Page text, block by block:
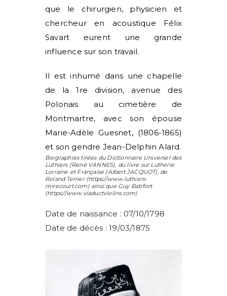
que le chirurgien, physicien et
chercheur en acoustique Félix
Savart eurent une grande
influence sur son travail.
Il est inhumé dans une chapelle
de la 1 re division, avenue des
Polonais au cimetière de
Montmartre, avec son épouse
Marie-Adèle Guesnet, (1806-1865)
et son gendre Jean-Delphin Alard.
Biographies tirées du Dictionnaire Universel des
Luthiers (René VANNES), du livre sur Lutherie
Lorraine et Française (Albert JACQUOT), de
Roland Terrier(https://www.luthiers-
mirecourt.com) ainsi que Guy Batifort
(https://www.viaductviolins.com)
Date de naissance : 07/10/1798
Date de décès : 19/03/1875